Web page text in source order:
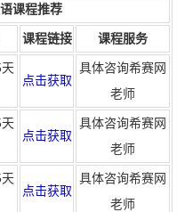
课程推荐
课程链接 课程服务
点击获取
具体咨询希赛网
老师
点击获取
具体咨询希赛网
老师
点击获取
具体咨询希赛网
老师